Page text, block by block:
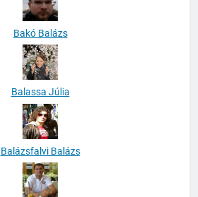
Bakó Balázs
Balassa Júlia
Balázsfalvi Balázs